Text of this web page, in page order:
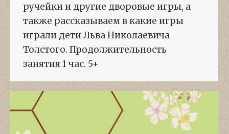
ручейки и другие дворовые игры, а
также рассказываем в какие игры
играли дети Льва Николаевича
Толстого. Продолжительность
занятия 1 час. 5+